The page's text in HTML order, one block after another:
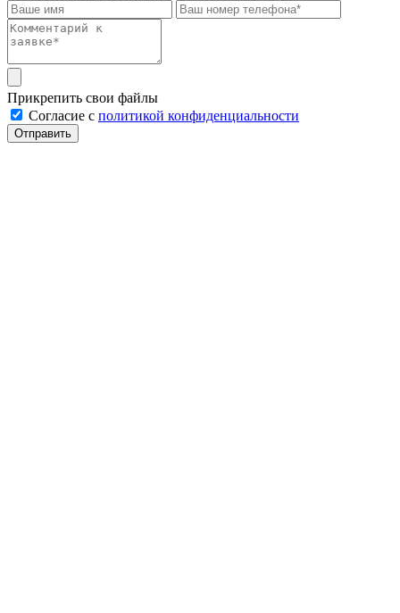
Прикрепить свои файлы
Cогласие с политикой конфиденциальности
Отправить